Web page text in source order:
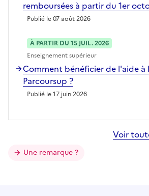
remboursées à partir du 1er
Publié le 07 août 2026
À PARTIR DU 15 JUIL. 2026
Enseignement supérieur
Comment bénéficier de l'aide à
Parcoursup ?
Publié le 17 juin 2026
Voir
Une remarque ?